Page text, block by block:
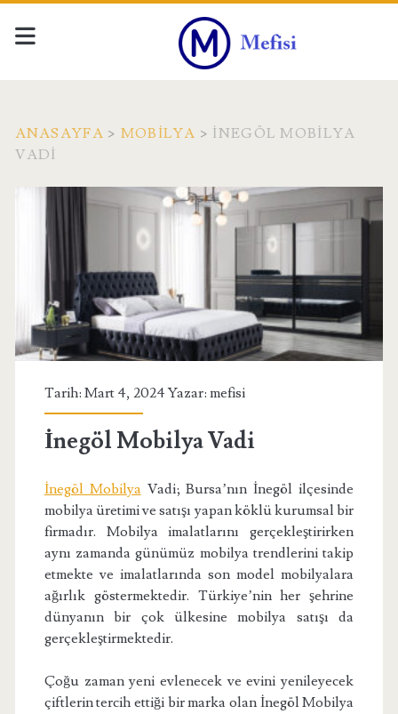
ANASAYFA > MOBILYA > İNEGÖL MOBILYA
VADI
Tarih: Mart 4, 2024 Yazar: mefisi
İnegöl Mobilya Vadi
İnegöl MobilyaVadi; Bursa’nın İnegöl ilçesinde
mobilya üretimi ve satışı yapan köklü kurumsal bir
firmadır. Mobilya imalatlarını gerçekleştirirken
aynı zamanda günümüz mobilya trendlerini takip
etmekte ve imalatlarında son model mobilyalara
ağırlık göstermektedir. Türkiye’nin her şehrine
dünyanın bir çok ülkesine mobilya satışı da
gerçekleştirmektedir.
Çoğu zaman yeni evlenecek ve evini yenileyecek
çiftlerin tercih ettiği bir marka olan İnegöl Mobilya